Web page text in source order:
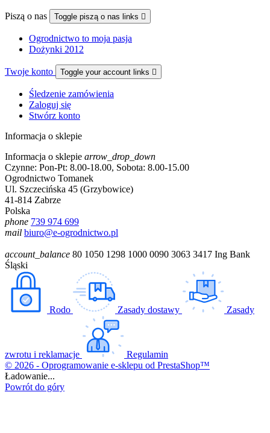
Piszą o nas Toggle piszą o nas links 
Ogrodnictwo to moja pasja
Dożynki 2012
Twoje konto Toggle your account links 
Śledzenie zamówienia
Zaloguj się
Stwórz konto
Informacja o sklepie
Informacja o sklepie arrow_drop_down
Czynne: Pon-Pt: 8.00-18.00, Sobota: 8.00-15.00
Ogrodnictwo Tomanek
Ul. Szczecińska 45 (Grzybowice)
41-814 Zabrze
Polska
phone 739 974 699
mail biuro@e-ogrodnictwo.pl
account_balance 80 1050 1298 1000 0090 3063 3417 Ing Bank
Śląski
Rodo Zasady dostawy Zasady
zwrotu i reklamacje
Regulamin
© 2026 - Oprogramowanie e-sklepu od PrestaShop™
Ładowanie...
Powrót do góry